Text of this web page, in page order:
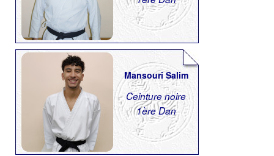
Mansouri Salim
Ceinture noire
1ère Dan